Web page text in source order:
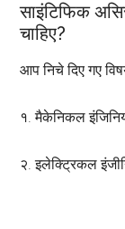
साइंटिफिक
चाहिए?
आप निचे दिए गए
१. मैकेनिकल
२. इलेक्ट्रिकल